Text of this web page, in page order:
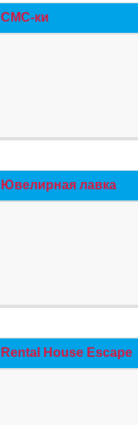
СМС-ки
Ювелирная лавка
Rental House Escape